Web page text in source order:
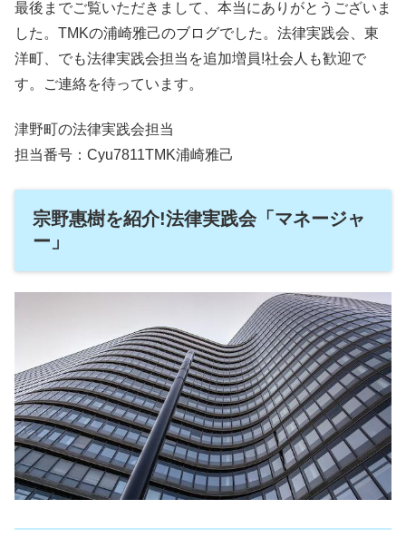
最後までご覧いただきまして、本当にありがとうございま
した。TMKの浦崎雅己のブログでした。法律実践会、東
洋町、でも法律実践会担当を追加増員!社会人も歓迎で
す。ご連絡を待っています。
津野町の法律実践会担当
担当番号：Cyu7811TMK浦崎雅己
宗野惠樹を紹介!法律実践会「マネージャ
ー」